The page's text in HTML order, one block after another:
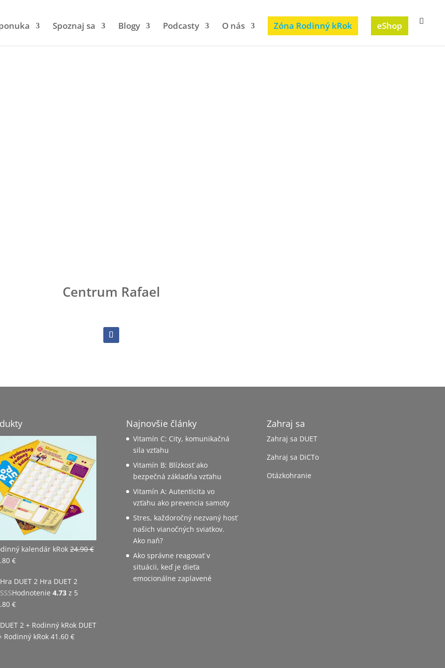
Spoznaj sa Blogy Podcasty O nás Zóna Rodinný kRok eShop
Centrum Rafael
kalendár kRok 24.90€
€.
€Aktuálna
je:
20.80 €.
Hra DUET 2
Hodnotenie 4.73z 5
€
DUET
Rodinný kRok 41.60 €
Najnovšie články
Vitamín C: City, komunikačná
sila vzťahu
Vitamín B: Blízkosť ako
bezpečná základňa vzťahu
Vitamín A: Autenticita vo
vzťahu ako prevencia samoty
Stres, každoročný nezvaný hosť
našich vianočných sviatkov.
Ako naň?
Ako správne reagovať v
situácii, keď je dieťa
emocionálne zaplavené
Zahraj sa
Zahraj sa DUET
Zahraj sa DiCTo
Otázkohranie